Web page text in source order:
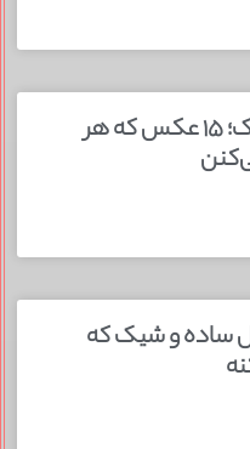
گردنبند رشته ای نما دار شیک؛ ۱۵ عکس که هر
اروپایی؛ ۱۵ مدل ساده و شیک که